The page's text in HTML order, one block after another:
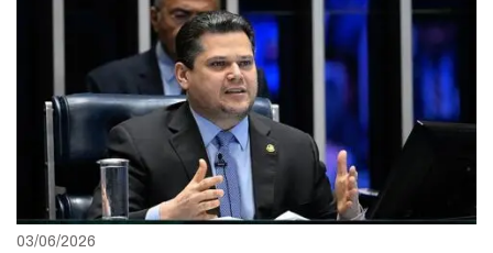
03/06/2026